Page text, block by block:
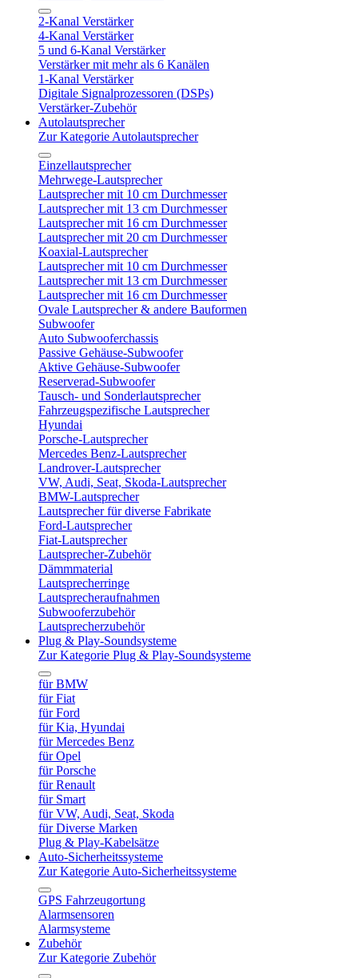
2-Kanal Verstärker
4-Kanal Verstärker
5 und 6-Kanal Verstärker
Verstärker mit mehr als 6 Kanälen
1-Kanal Verstärker
Digitale Signalprozessoren (DSPs)
Verstärker-Zubehör
Autolautsprecher
Zur Kategorie Autolautsprecher
Einzellautsprecher
Mehrwege-Lautsprecher
Lautsprecher mit 10 cm Durchmesser
Lautsprecher mit 13 cm Durchmesser
Lautsprecher mit 16 cm Durchmesser
Lautsprecher mit 20 cm Durchmesser
Koaxial-Lautsprecher
Lautsprecher mit 10 cm Durchmesser
Lautsprecher mit 13 cm Durchmesser
Lautsprecher mit 16 cm Durchmesser
Ovale Lautsprecher & andere Bauformen
Subwoofer
Auto Subwooferchassis
Passive Gehäuse-Subwoofer
Aktive Gehäuse-Subwoofer
Reserverad-Subwoofer
Tausch- und Sonderlautsprecher
Fahrzeugspezifische Lautsprecher
Hyundai
Porsche-Lautsprecher
Mercedes Benz-Lautsprecher
Landrover-Lautsprecher
VW, Audi, Seat, Skoda-Lautsprecher
BMW-Lautsprecher
Lautsprecher für diverse Fabrikate
Ford-Lautsprecher
Fiat-Lautsprecher
Lautsprecher-Zubehör
Dämmmaterial
Lautsprecherringe
Lautsprecheraufnahmen
Subwooferzubehör
Lautsprecherzubehör
Plug & Play-Soundsysteme
Zur Kategorie Plug & Play-Soundsysteme
für BMW
für Fiat
für Ford
für Kia, Hyundai
für Mercedes Benz
für Opel
für Porsche
für Renault
für Smart
für VW, Audi, Seat, Skoda
für Diverse Marken
Plug & Play-Kabelsätze
Auto-Sicherheitssysteme
Zur Kategorie Auto-Sicherheitssysteme
GPS Fahrzeugortung
Alarmsensoren
Alarmsysteme
Zubehör
Zur Kategorie Zubehör